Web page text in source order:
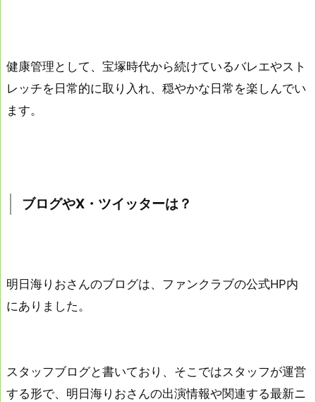
健康管理として、宝塚時代から続けているバレエやスト
レッチを日常的に取り入れ、穏やかな日常を楽しんでい
ます。
ブログやX・ツイッターは？
明日海りおさんのブログは、ファンクラブの公式HP内
にありました。
スタッフブログと書いており、そこではスタッフが運営
する形で、明日海りおさんの出演情報や関連する最新ニ